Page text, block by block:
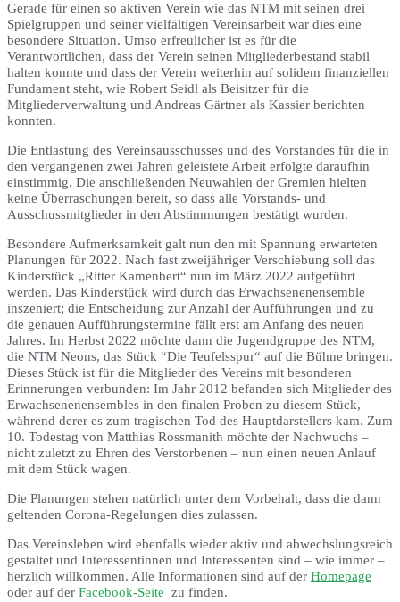
Gerade für einen so aktiven Verein wie das NTM mit seinen drei
Spielgruppen und seiner vielfältigen Vereinsarbeit war dies eine
besondere Situation. Umso erfreulicher ist es für die
Verantwortlichen, dass der Verein seinen Mitgliederbestand stabil
halten konnte und dass der Verein weiterhin auf solidem finanziellen
Fundament steht, wie Robert Seidl als Beisitzer für die
Mitgliederverwaltung und Andreas Gärtner als Kassier berichten
konnten.
Die Entlastung des Vereinsausschusses und des Vorstandes für die in
den vergangenen zwei Jahren geleistete Arbeit erfolgte daraufhin
einstimmig. Die anschließenden Neuwahlen der Gremien hielten
keine Überraschungen bereit, so dass alle Vorstands- und
Ausschussmitglieder in den Abstimmungen bestätigt wurden.
Besondere Aufmerksamkeit galt nun den mit Spannung erwarteten
Planungen für 2022. Nach fast zweijähriger Verschiebung soll das
Kinderstück „Ritter Kamenbert“ nun im März 2022 aufgeführt
werden. Das Kinderstück wird durch das Erwachsenenensemble
inszeniert; die Entscheidung zur Anzahl der Aufführungen und zu
die genauen Aufführungstermine fällt erst am Anfang des neuen
Jahres. Im Herbst 2022 möchte dann die Jugendgruppe des NTM,
die NTM Neons, das Stück “Die Teufelsspur“ auf die Bühne bringen.
Dieses Stück ist für die Mitglieder des Vereins mit besonderen
Erinnerungen verbunden: Im Jahr 2012 befanden sich Mitglieder des
Erwachsenenensembles in den finalen Proben zu diesem Stück,
während derer es zum tragischen Tod des Hauptdarstellers kam. Zum
10. Todestag von Matthias Rossmanith möchte der Nachwuchs –
nicht zuletzt zu Ehren des Verstorbenen – nun einen neuen Anlauf
mit dem Stück wagen.
Die Planungen stehen natürlich unter dem Vorbehalt, dass die dann
geltenden Corona‑Regelungen dies zulassen.
Das Vereinsleben wird ebenfalls wieder aktiv und abwechslungsreich
gestaltet und Interessentinnen und Interessenten sind – wie immer –
herzlich willkommen. Alle Informationen sind auf der Homepage
oder auf der Facebook-Seite zu finden.